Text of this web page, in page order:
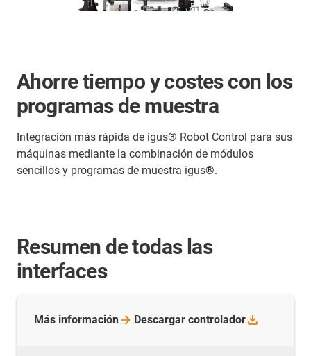
Ahorre tiempo y costes con los
programas de muestra
Integración más rápida de igus® Robot Control para sus
máquinas mediante la combinación de módulos
sencillos y programas de muestra igus®.
Resumen de todas las
interfaces
Más información Descargar controlador